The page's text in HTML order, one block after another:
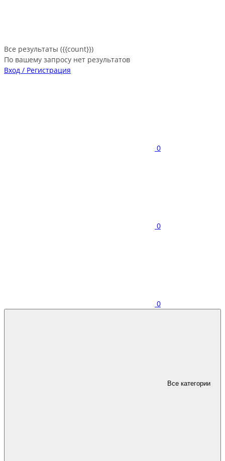
Все результаты ({{count}})
По вашему запросу нет результатов
Вход / Регистрация
0
0
0
Все категории